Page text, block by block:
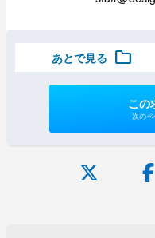
あとで見る folder
この
次の